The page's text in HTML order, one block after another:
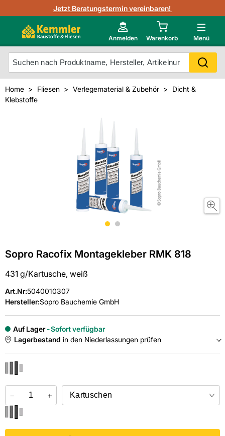
Jetzt Beratungstermin vereinbaren!
Anmelden Warenkorb Menü
3D-Raumvisualisierung
Kemmler-Partner
Ihr Fliesentyp
Fliesen-Kemmler AR-App
Highlight des Monats Fliesenserie Paladina
Gutjahr
Otto
Neu im Onlineshop?
Mein Konto
Meistverkaufte Produkte
Home Fliesen Verlegematerial & Zubehör
Dicht &
Klebstoffe
Sopro Racofix Montagekleber RMK 818
431 g/Kartusche, weiß
Art.Nr:5040010307
Hersteller:Sopro Bauchemie GmbH
Auf Lager
Sofort verfügbar
Lagerbestand in den Niederlassungen prüfen
Online kaufen &kostenlos
− +